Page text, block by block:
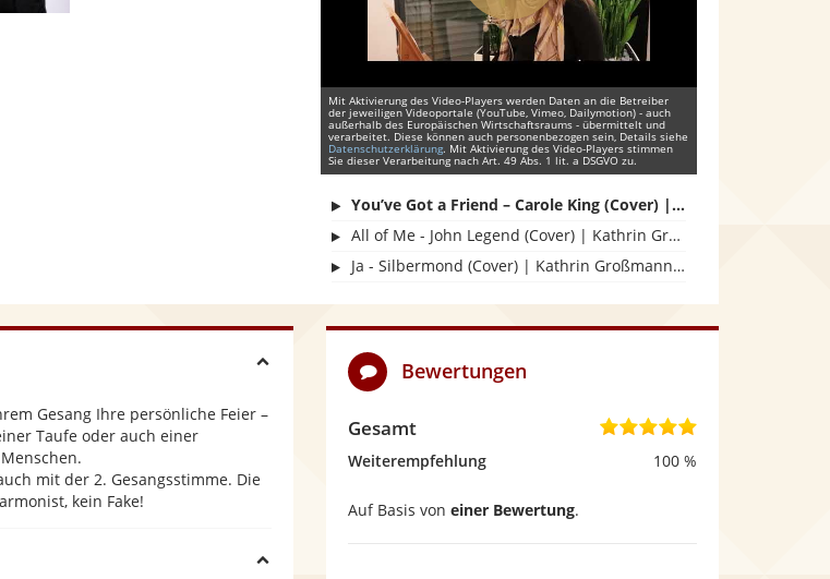
Mit Aktivierung des Video-Players werden Daten an die Betreiber
der jeweiligen Videoportale (YouTube, Vimeo, Dailymotion) - auch
außerhalb des Europäischen Wirtschaftsraums - übermittelt und
verarbeitet. Diese können auch personenbezogen sein, Details siehe
Datenschutzerklärung. Mit Aktivierung des Video-Players stimmen
Sie dieser Verarbeitung nach Art. 49 Abs. 1 lit. a DSGVO zu.
You’ve Got a Friend – Carole King (Cover) | Kathrin Großmann | Samt & Saite
All of Me - John Legend (Cover) | Kathrin Großmann | Samt & Saite
Ja - Silbermond (Cover) | Kathrin Großmann | Samt & Saite
Gesang Ihre persönliche Feier –
Taufe oder auch einer
mit der 2. Gesangsstimme. Die
kein Fake!
Bewertungen
Gesamt
5
Weiterempfehlung 100 %
Auf Basis von einer Bewertung.